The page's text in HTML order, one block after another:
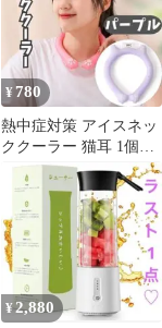
¥780
熱中症対策 アイスネッ
ククーラー 猫耳 1個
28℃ 凍結 首ひんやり
パープル
¥2,880